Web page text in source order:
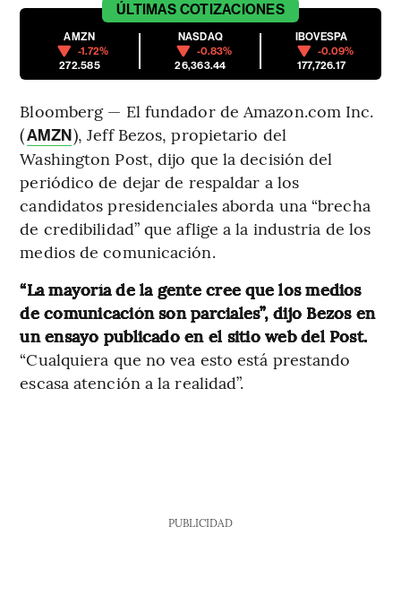
ÚLTIMAS COTIZACIONES
AMZN
-1.72%
272.585
NASDAQ
-0.83%
26,363.44
IBOVESPA
-0.09%
177,726.17
Bloomberg — El fundador de Amazon.com Inc.
(AMZN), Jeff Bezos, propietario del
Washington Post, dijo que la decisión del
periódico de dejar de respaldar a los
candidatos presidenciales aborda una “brecha
de credibilidad” que aflige a la industria de los
medios de comunicación.
“La mayoría de la gente cree que los medios
de comunicación son parciales”, dijo Bezos en
un ensayo publicado en el sitio web del Post.
“Cualquiera que no vea esto está prestando
escasa atención a la realidad”.
PUBLICIDAD